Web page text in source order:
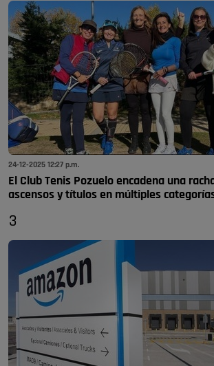
24-12-2025 12:27 p.m.
El Club Tenis Pozuelo encadena una
ascensos y títulos en múltiples
3